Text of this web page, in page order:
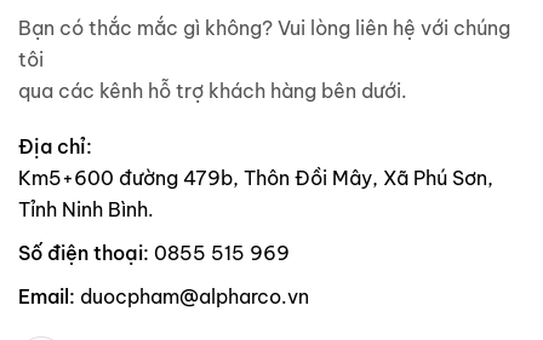
Bạn có thắc mắc gì không? Vui lòng liên hệ với chúng
tôi
qua các kênh hỗ trợ khách hàng bên dưới.
Địa chỉ:
Km5+600 đường 479b, Thôn Đồi Mây, Xã Phú Sơn,
Tỉnh Ninh Bình.
Số điện thoại: 0855 515 969
Email: duocpham@alpharco.vn